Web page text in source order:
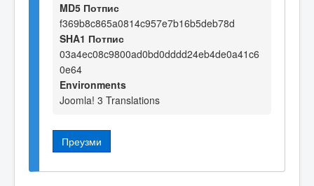
MD5 Потпис
f369b8c865a0814c957e7b16b5deb78d
SHA1 Потпис
03a4ec08c9800ad0bd0dddd24eb4de0a41c6
0e64
Environments
Joomla! 3 Translations
Преузми